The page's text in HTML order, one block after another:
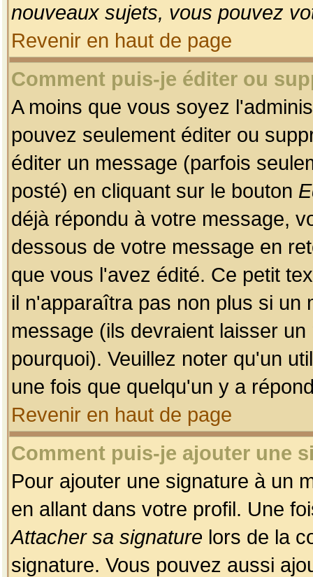
nouveaux sujets, vous pouvez
Revenir en haut de page
Comment puis-je éditer ou
A moins que vous soyez
pouvez seulement éditer ou
éditer un message (parfois
posté) en cliquant sur le bouton
déjà répondu à votre message,
dessous de votre message en
que vous l'avez édité. Ce petit
il n'apparaîtra pas non plus si un
message (ils devraient laisser
pourquoi). Veuillez noter qu'un
une fois que quelqu'un y a
Revenir en haut de page
Comment puis-je ajouter une
Pour ajouter une signature à un
en allant dans votre profil. Une
Attacher sa signature lors de la
signature. Vous pouvez aussi